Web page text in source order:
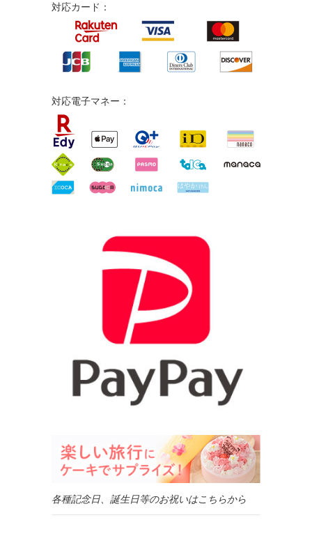
対応カード：
対応電子マネー：
各種記念日、誕生日等のお祝いはこちらから